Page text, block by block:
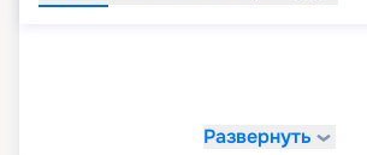
Развернуть